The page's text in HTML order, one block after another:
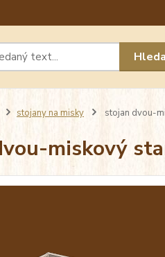
stojany na misky stojan dvou-
miskový